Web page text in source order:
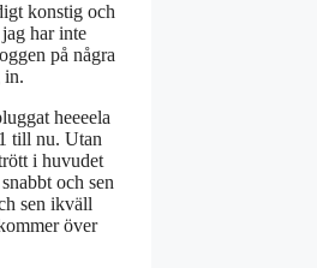
konstig och
har inte
på några
in.
heeeela
till nu. Utan
i huvudet
och sen
sen ikväll
över